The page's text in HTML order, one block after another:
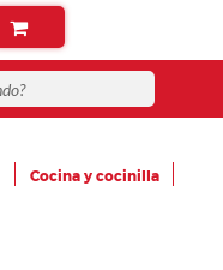
Cocina y cocinilla